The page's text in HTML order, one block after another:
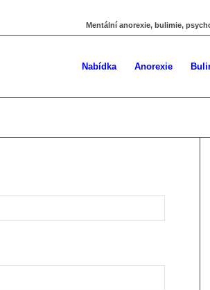
Mentální anorexie, bulimie,
Nabídka Anorexie